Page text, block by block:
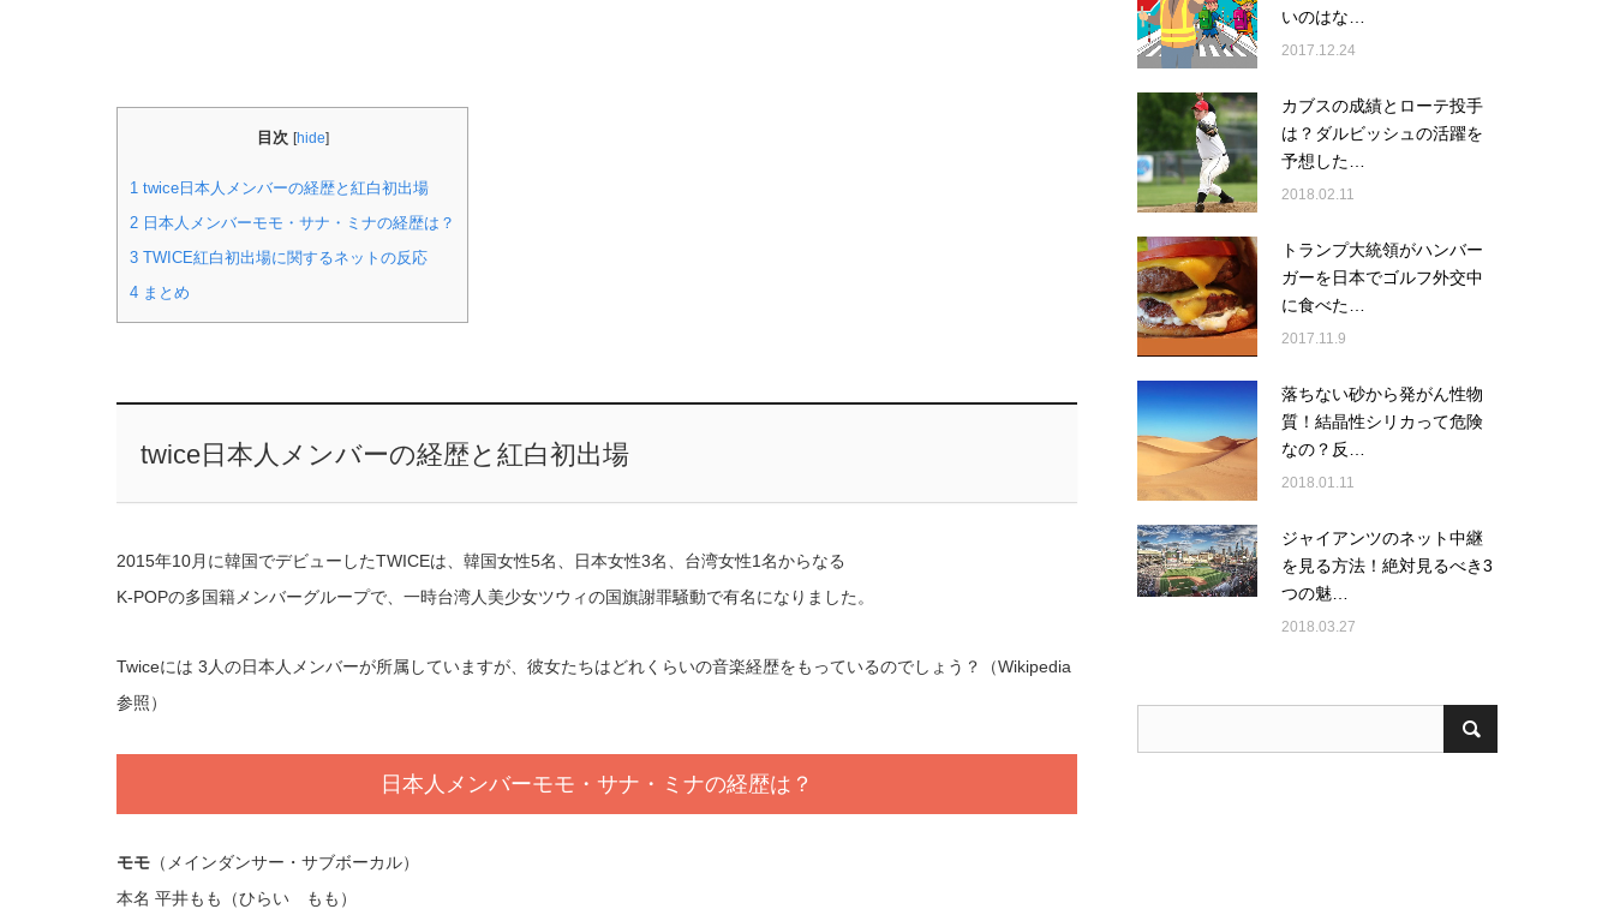
目次 [hide]
1 twice日本人メンバーの経歴と紅白初出場
2 日本人メンバーモモ・サナ・ミナの経歴は？
3 TWICE紅白初出場に関するネットの反応
4 まとめ
twice日本人メンバーの経歴と紅白初出場
2015年10月に韓国でデビューしたTWICEは、韓国女性5名、日本女性3名、台湾女性1名からなる
K-POPの多国籍メンバーグループで、一時台湾人美少女ツウィの国旗謝罪騒動で有名になりました。
Twiceには 3人の日本人メンバーが所属していますが、彼女たちはどれくらいの音楽経歴をもっているのでしょう？（Wikipedia
参照）
日本人メンバーモモ・サナ・ミナの経歴は？
モモ （メインダンサー・サブボーカル）
本名 平井もも（ひらい もも）
いのはな…
2017.12.24
カブスの成績とローテ投手
は？ダルビッシュの活躍を
予想した…
2018.02.11
トランプ大統領がハンバー
ガーを日本でゴルフ外交中
に食べた…
2017.11.9
落ちない砂から発がん性物
質！結晶性シリカって危険
なの？反…
2018.01.11
ジャイアンツのネット中継
を見る方法！絶対見るべき3
つの魅…
2018.03.27